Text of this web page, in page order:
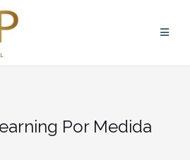
Por Medida